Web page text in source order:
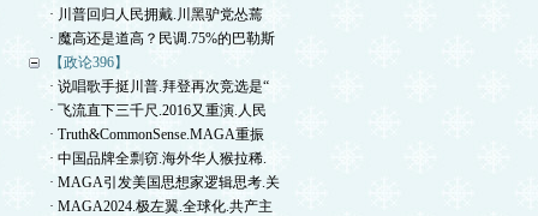
· 川普回归人民拥戴.川黑驴党怂蔫
· 魔高还是道高？民调.75%的巴勒斯
【政论396】
· 说唱歌手挺川普.拜登再次竞选是“
· 飞流直下三千尺.2016又重演.人民
· Truth&CommonSense.MAGA重振
· 中国品牌全剽窃.海外华人猴拉稀.
· MAGA引发美国思想家逻辑思考.关
· MAGA2024.极左翼.全球化.共产主